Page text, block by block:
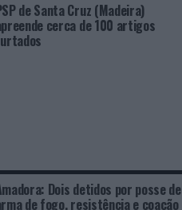
de Santa Cruz (Madeira)
cerca de 100 artigos
Dois detidos por posse de
de fogo, resistência e coação